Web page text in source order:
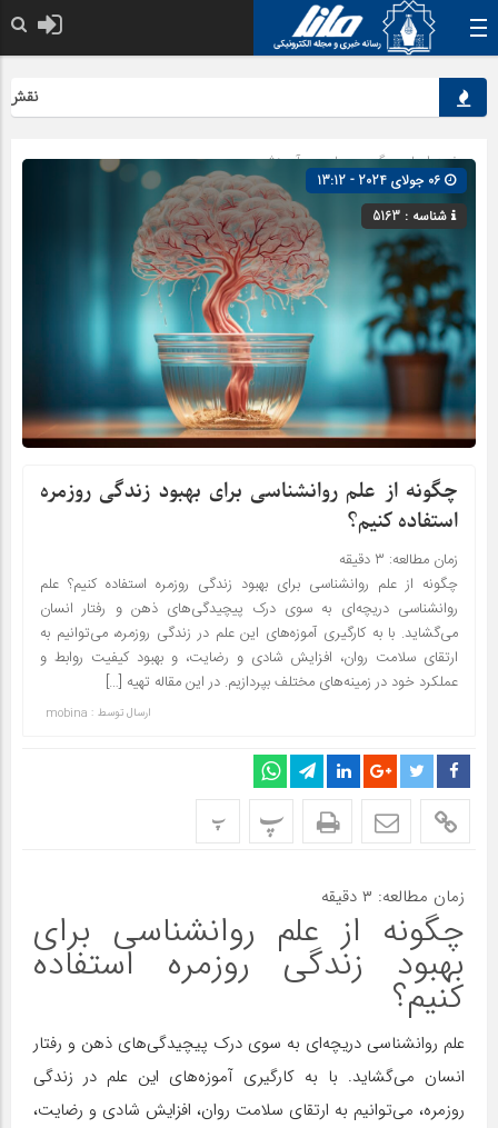
نقش
صفحه اصلی» گروه »علمی و آموزشی
شناسه : 5163
چگونه از علم روانشناسی برای بهبود زندگی روزمره
استفاده کنیم؟
زمان مطالعه: ۳ دقیقه
چگونه از علم روانشناسی برای بهبود زندگی روزمره استفاده کنیم؟ علم
روانشناسی دریچه‌ای به سوی درک پیچیدگی‌های ذهن و رفتار انسان
می‌گشاید. با به کارگیری آموزه‌های این علم در زندگی روزمره، می‌توانیم به
ارتقای سلامت روان، افزایش شادی و رضایت، و بهبود کیفیت روابط و
عملکرد خود در زمینه‌های مختلف بپردازیم. در این مقاله تهیه […]
ارسال توسط : mobina
پ پ
زمان مطالعه: ۳ دقیقه
چگونه از علم روانشناسی برای
بهبود زندگی روزمره استفاده
کنیم؟
علم روانشناسی دریچه‌ای به سوی درک پیچیدگی‌های ذهن و رفتار
انسان می‌گشاید. با به کارگیری آموزه‌های این علم در زندگی
روزمره، می‌توانیم به ارتقای سلامت روان، افزایش شادی و رضایت،